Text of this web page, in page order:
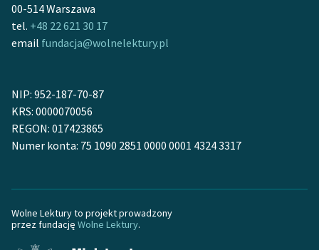
00-514 Warszawa
tel. +48 22 621 30 17
email fundacja@wolnelektury.pl
NIP: 952-187-70-87
KRS: 0000070056
REGON: 017423865
Numer konta: 75 1090 2851 0000 0001 4324 3317
Wolne Lektury to projekt prowadzony
przez fundację Wolne Lektury.